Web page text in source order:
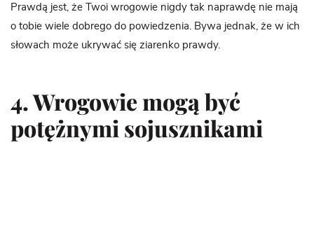
Prawdą jest, że Twoi wrogowie nigdy tak naprawdę nie mają
o tobie wiele dobrego do powiedzenia. Bywa jednak, że w ich
słowach może ukrywać się ziarenko prawdy.
4. Wrogowie mogą być
potężnymi sojusznikami